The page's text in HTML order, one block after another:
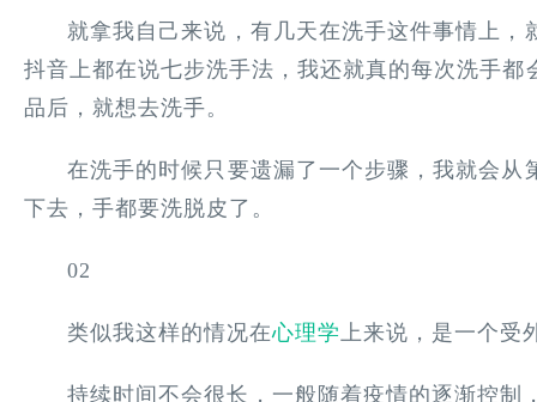
就拿我自己来说，有几天在洗手这件事情上
抖音上都在说七步洗手法，我还就真的每次洗手
品后，就想去洗手。
在洗手的时候只要遗漏了一个步骤，我就会
下去，手都要洗脱皮了。
02
类似我这样的情况在心理学上来说，是一个受
持续时间不会很长，一般随着疫情的逐渐控制